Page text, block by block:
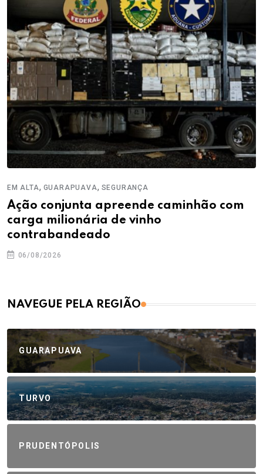
EM ALTA, GUARAPUAVA, SEGURANÇA
Ação conjunta apreende caminhão com
carga milionária de vinho
contrabandeado
06/08/2026
NAVEGUE PELA REGIÃO
GUARAPUAVA
TURVO
PRUDENTÓPOLIS